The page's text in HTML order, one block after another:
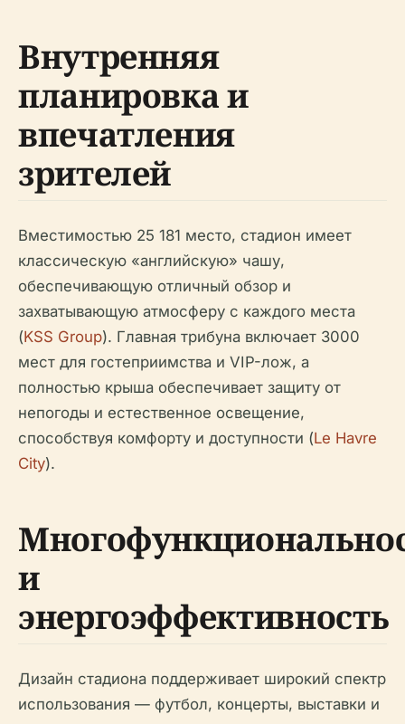
Внутренняя
планировка и
впечатления
зрителей
Вместимостью 25 181 место, стадион имеет
классическую «английскую» чашу,
обеспечивающую отличный обзор и
захватывающую атмосферу с каждого места
(KSS Group). Главная трибуна включает 3000
мест для гостеприимства и VIP-лож, а
полностью крыша обеспечивает защиту от
непогоды и естественное освещение,
способствуя комфорту и доступности (Le Havre
City).
и
энергоэффективность
Дизайн стадиона поддерживает широкий спектр
использования — футбол, концерты, выставки и